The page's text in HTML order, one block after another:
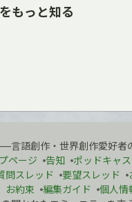
をもっと知る
言語創作・世界創作愛好者
ページ
告知 ポッドキャス
問スレッド
要望スレッド
お約束
編集ガイド
個人情